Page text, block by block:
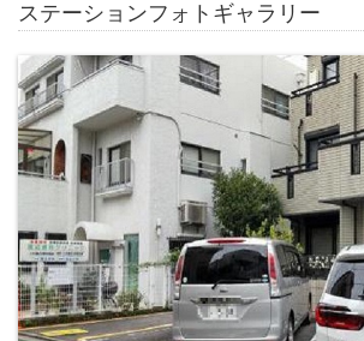
ステーションフォトギャラリー